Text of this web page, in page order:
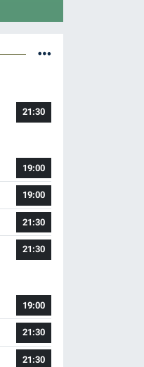
21:30
19:00
19:00
21:30
21:30
19:00
21:30
21:30